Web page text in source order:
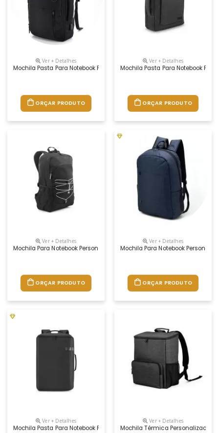
Ver + Detalhes
Mochila Pasta Para Notebook Personalizada
ORÇAR PRODUTO
Ver + Detalhes
Mochila Pasta Para Notebook
ORÇAR PRODUTO
Ver + Detalhes
Mochila Para Notebook Personalizada
ORÇAR PRODUTO
Ver + Detalhes
Mochila Para Notebook
ORÇAR PRODUTO
Ver + Detalhes
Mochila Pasta Para Notebook Personalizada
Ver + Detalhes
Mochila Térmica Personalizada